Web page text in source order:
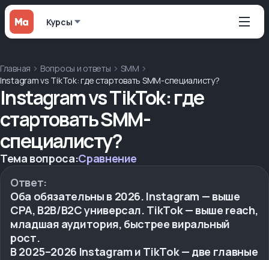
Курсы
Главная Вопросы и ответы
SMM
Instagram vs TikTok: где стартовать SMM-специалисту?
Instagram vs TikTok: где
стартовать SMM-
специалисту?
Тема вопроса:Сравнение
Ответ:
Оба обязательны в 2026. Instagram — выше
CPA, B2B/B2C универсал. TikTok — выше reach,
младшая аудитория, быстрее виральный
рост.
В 2025–2026 Instagram и TikTok — две главные